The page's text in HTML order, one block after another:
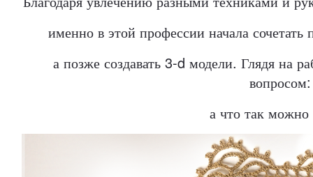
именно в этой профессии начала
а позже создавать 3-d модели. Глядя на
вопросом:
а что так